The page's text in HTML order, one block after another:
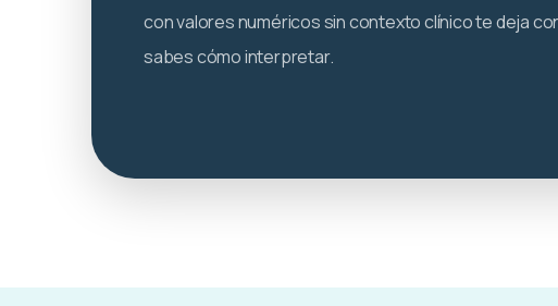
con valores numéricos sin contexto clínico te deja
sabes cómo interpretar.